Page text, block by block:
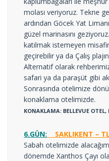
molası veriyoruz. Tekne
ardından Göcek Yat
güzel marinasını
katılmak istemeyen
geçirebilir ya da Çalış
Alternatif olarak
safari ya da paraşüt gibi
Sonrasında otelimize
konaklama otelimizde.
KONAKLAMA: BELLEVUE OTEL,
6.GÜN: SAKLIKENT –
Sabah otelimizde
dönemde Xanthos Çayı